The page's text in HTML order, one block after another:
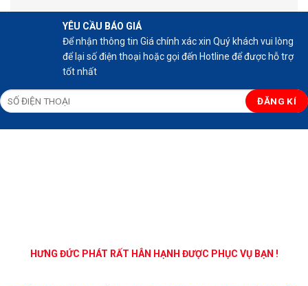
YÊU CẦU BÁO GIÁ
Để nhận thông tin Giá chính xác xin Quý khách vui lòng
để lại số điện thoại hoặc gọi đến Hotline để được hỗ trợ
tốt nhất
HƯNG ĐỨC PHÁT RẤT HÂN HẠNH ĐƯỢC PHỤC VỤ BẠN !